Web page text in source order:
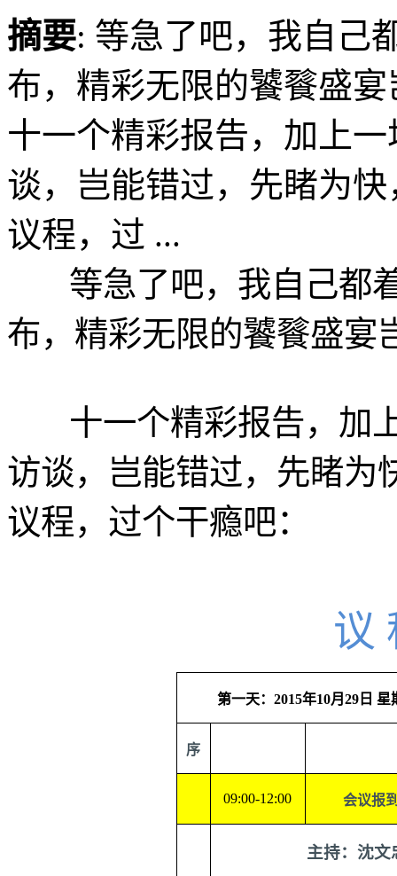
摘要: 等急了吧，我自己
布，精彩无限的饕餮盛
十一个精彩报告，加上
谈，岂能错过，先睹为
议程，过 ...
等急了吧，我自己都
布，精彩无限的饕餮盛宴
十一个精彩报告，加上
访谈，岂能错过，先睹为
议程，过个干瘾吧：
议
第一天：2015年10月29 日
序
09:00-12:00 会议报
主持：沈文